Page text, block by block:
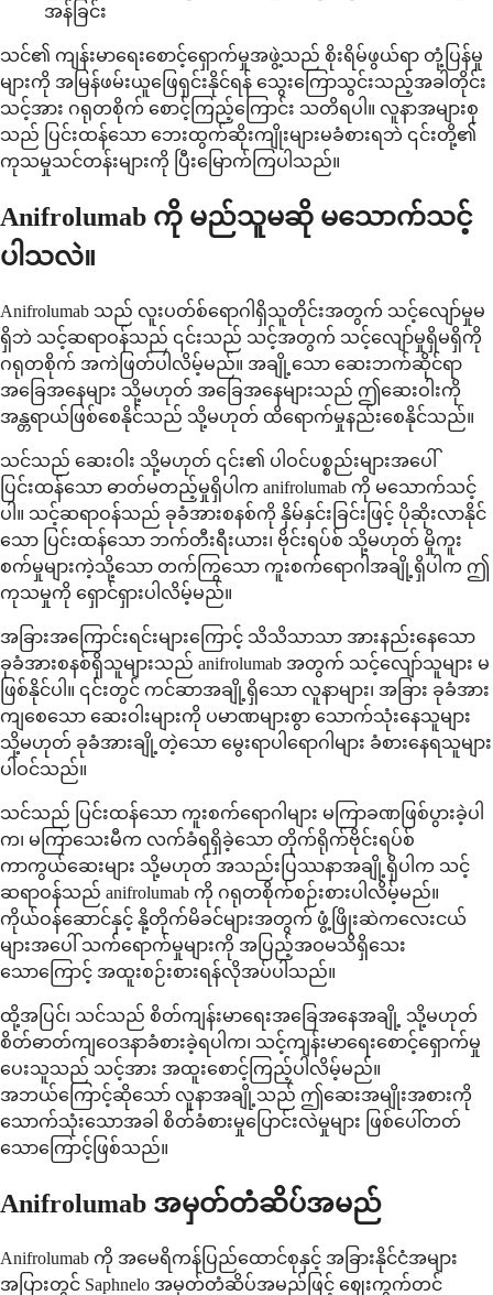
အန်ခြင်း
သင်၏ ကျန်းမာရေးစောင့်ရှောက်မှုအဖွဲ့သည် စိုးရိမ်ဖွယ်ရာ တုံ့ပြန်မှု
များကို အမြန်ဖမ်းယူဖြေရှင်းနိုင်ရန် သွေးကြောသွင်းသည့်အခါတိုင်း
သင့်အား ဂရုတစိုက် စောင့်ကြည့်ကြောင်း သတိရပါ။ လူနာအများစု
သည် ပြင်းထန်သော ဘေးထွက်ဆိုးကျိုးများမခံစားရဘဲ ၎င်းတို့၏
ကုသမှုသင်တန်းများကို ပြီးမြောက်ကြပါသည်။
Anifrolumab ကို မည်သူမဆို မသောက်သင့်
ပါသလဲ။
Anifrolumab သည် လူးပတ်စ်ရောဂါရှိသူတိုင်းအတွက် သင့်လျော်မှုမ
ရှိဘဲ သင့်ဆရာဝန်သည် ၎င်းသည် သင့်အတွက် သင့်လျော်မှုရှိမရှိကို
ဂရုတစိုက် အကဲဖြတ်ပါလိမ့်မည်။ အချို့သော ဆေးဘက်ဆိုင်ရာ
အခြေအနေများ သို့မဟုတ် အခြေအနေများသည် ဤဆေးဝါးကို
အန္တရာယ်ဖြစ်စေနိုင်သည် သို့မဟုတ် ထိရောက်မှုနည်းစေနိုင်သည်။
သင်သည် ဆေးဝါး သို့မဟုတ် ၎င်း၏ ပါဝင်ပစ္စည်းများအပေါ်
ပြင်းထန်သော ဓာတ်မတည့်မှုရှိပါက anifrolumab ကို မသောက်သင့်
ပါ။ သင့်ဆရာဝန်သည် ခုခံအားစနစ်ကို နှိမ်နှင်းခြင်းဖြင့် ပိုဆိုးလာနိုင်
သော ပြင်းထန်သော ဘက်တီးရီးယား၊ ဗိုင်းရပ်စ် သို့မဟုတ် မှိုကူး
စက်မှုများကဲ့သို့သော တက်ကြွသော ကူးစက်ရောဂါအချို့ရှိပါက ဤ
ကုသမှုကို ရှောင်ရှားပါလိမ့်မည်။
အခြားအကြောင်းရင်းများကြောင့် သိသိသာသာ အားနည်းနေသော
ခုခံအားစနစ်ရှိသူများသည် anifrolumab အတွက် သင့်လျော်သူများ မ
ဖြစ်နိုင်ပါ။ ၎င်းတွင် ကင်ဆာအချို့ရှိသော လူနာများ၊ အခြား ခုခံအား
ကျစေသော ဆေးဝါးများကို ပမာဏများစွာ သောက်သုံးနေသူများ
သို့မဟုတ် ခုခံအားချို့တဲ့သော မွေးရာပါရောဂါများ ခံစားနေရသူများ
ပါဝင်သည်။
သင်သည် ပြင်းထန်သော ကူးစက်ရောဂါများ မကြာခဏဖြစ်ပွားခဲ့ပါ
က၊ မကြာသေးမီက လက်ခံရရှိခဲ့သော တိုက်ရိုက်ဗိုင်းရပ်စ်
ကာကွယ်ဆေးများ သို့မဟုတ် အသည်းပြဿနာအချို့ရှိပါက သင့်
ဆရာဝန်သည် anifrolumab ကို ဂရုတစိုက်စဉ်းစားပါလိမ့်မည်။
ကိုယ်ဝန်ဆောင်နှင့် နို့တိုက်မိခင်များအတွက် ဖွံ့ဖြိုးဆဲကလေးငယ်
များအပေါ် သက်ရောက်မှုများကို အပြည့်အဝမသိရှိသေး
သောကြောင့် အထူးစဉ်းစားရန်လိုအပ်ပါသည်။
ထို့အပြင်၊ သင်သည် စိတ်ကျန်းမာရေးအခြေအနေအချို့ သို့မဟုတ်
စိတ်ဓာတ်ကျဝေဒနာခံစားခဲ့ရပါက၊ သင့်ကျန်းမာရေးစောင့်ရှောက်မှု
ပေးသူသည် သင့်အား အထူးစောင့်ကြည့်ပါလိမ့်မည်။
အဘယ်ကြောင့်ဆိုသော် လူနာအချို့သည် ဤဆေးအမျိုးအစားကို
သောက်သုံးသောအခါ စိတ်ခံစားမှုပြောင်းလဲမှုများ ဖြစ်ပေါ်တတ်
သောကြောင့်ဖြစ်သည်။
Anifrolumab အမှတ်တံဆိပ်အမည်
Anifrolumab ကို အမေရိကန်ပြည်ထောင်စုနှင့် အခြားနိုင်ငံအများ
အပြားတွင် Saphnelo အမှတ်တံဆိပ်အမည်ဖြင့် ဈေးကွက်တင်